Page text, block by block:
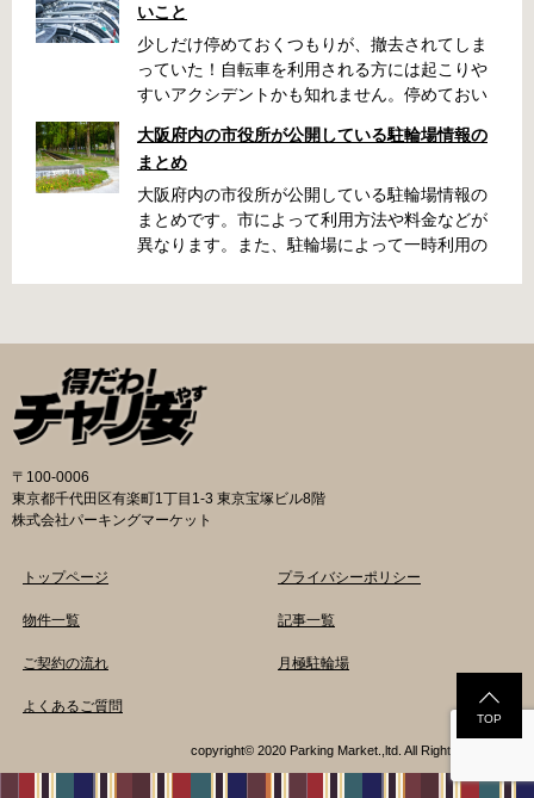
いこと
少しだけ停めておくつもりが、撤去されてしま
っていた！自転車を利用される方には起こりや
すいアクシデントかも知れません。停めておい
い、なんてことになってしまうかも知れませ
ん。そんな時に役立つ情報をまとめました。事
前に確認しておきましょう。 守口市で撤去され
た場合 放置自転車大日保管所 住所 守口市大日
町4丁目281の3番地 電話 06-6902-2340（業務
還料 2,500円 自転車の鍵 身分証明証 守口市HP
はこちら 堺市で撤去された場合 三国ヶ丘自転車
保管返還所 住所 堺区向陵東町1丁12-15 電話 三
国ヶ丘自転車保管返還所 最寄駅 南海高野線百舌
鳥八幡駅東出口 徒歩5分 返還の際に必要な書
堺市HPはこちら 吹田市で撤去された場合 片山
保管所 住所 吹田市片山町1丁目22番 電話 06-
還の際に必要な書類 返還料 3,000円 自転車の鍵
大阪府内の市役所が公開している駐輪場情報の
まとめ
大阪府内の市役所が公開している駐輪場情報の
まとめです。市によって利用方法や料金などが
異なります。また、駐輪場によって一時利用の
自転車駐輪場 利用方法 利用登録申請書の提出
利用登録申請書を窓口に提出ではなく、Web上
での利用登録になります。 利用料金 登録手数料
不要です。 定期利用料金 西三荘駅駐輪センター
屋根あり 一般：2,100円／月 屋根あり 障害者：
般：2,000円／月 屋根あり 学生：1,800円／月
屋根あり 障害者：1,000円／月 各駐輪場で定期
管理会社にお問い合わせください。 一時利用料
す。 守口市HPはこちら 堺市の自転車駐輪場 利
転車駐輪場の管理事務所で行ってください。 利
用料金 登録手数料 不要です。 定期利用料金 立
体：地階・1階・2階 一般：2,090円／月 学生：
1,670円／月 減免：1,040円／月 立体：上記以
外 一般：1,570円／月 学生：1,250円／月 減
〒100-0006
東京都千代田区有楽町1丁目1-3 東京宝塚ビル8階
株式会社パーキングマーケット
トップページ
物件一覧
ご契約の流れ
よくあるご質問
プライバシーポリシー
記事一覧
月極駐輪場
copyright© 2020 Parking Market.,ltd. All Rights Reserved.
TOP